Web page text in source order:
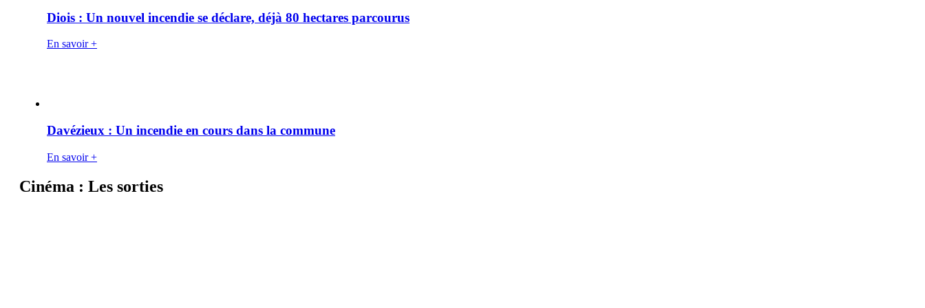
Diois : Un nouvel incendie se déclare, déjà 80 hectares parcourus
En savoir +
Davézieux : Un incendie en cours dans la commune
En savoir +
Cinéma : Les sorties